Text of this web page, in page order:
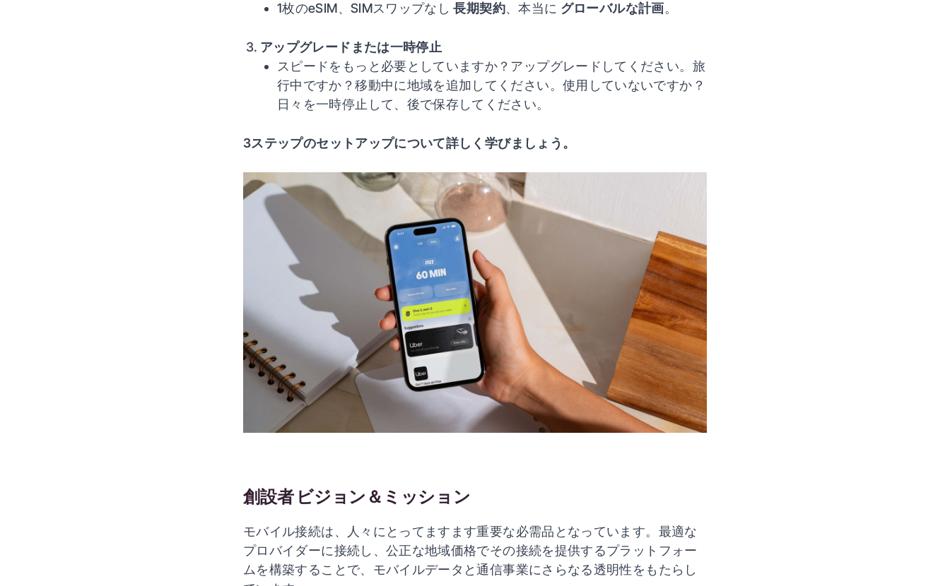
1枚のeSIM、SIMスワップなし長期契約、本当に グローバルな計画。
アップグレードまたは一時停止
スピードをもっと必要としていますか？アップグレードしてください。旅
行中ですか？移動中に地域を追加してください。使用していないですか？
日々を一時停止して、後で保存してください。
3ステップのセットアップについて詳しく学びましょう。
創設者 ビジョン＆ミッション
モバイル接続は、人々にとってますます重要な必需品となっています。最適な
プロバイダーに接続し、公正な地域価格でその接続を提供するプラットフォー
ムを構築することで、モバイルデータと通信事業にさらなる透明性をもたらし